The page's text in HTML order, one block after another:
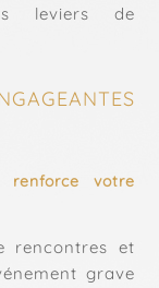
leviers de
renforce votre
rencontres et
grave